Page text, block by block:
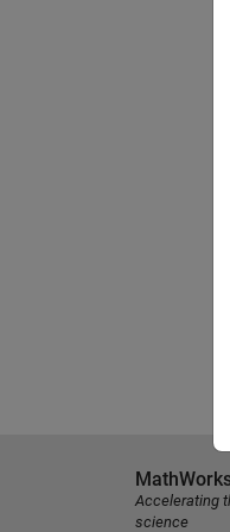
Accelerating
science